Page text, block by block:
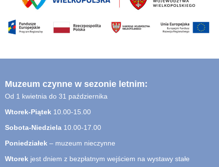
Muzeum czynne w sezonie letnim:
Od 1 kwietnia do 31 października
Wtorek-Piątek 10.00-15.00
Sobota-Niedziela 10.00-17.00
Poniedziałek – muzeum nieczynne
Wtorek jest dniem z bezpłatnym wejściem na wystawy stałe